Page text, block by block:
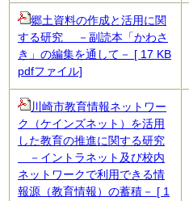
郷土資料の作成と活用に関
する研究 －副読本「かわさ
き」の編集を通して－ [ 17 KB
pdfファイル]
川崎市教育情報ネットワー
ク（ケインズネット）を活用
した教育の推進に関する研究
－イントラネット及び校内
ネットワークで利用できる情
報源（教育情報）の蓄積－ [ 1